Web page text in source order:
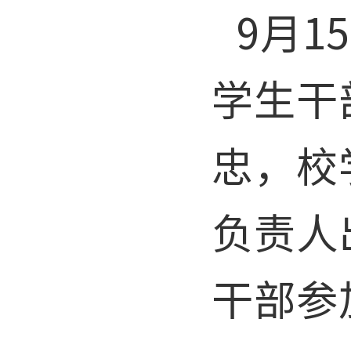
9月15
学生
忠，
负责
干部